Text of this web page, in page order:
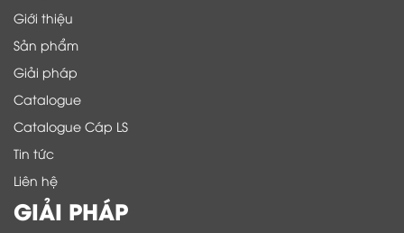
Giới thiệu
Sản phẩm
Giải pháp
Catalogue
Catalogue Cáp LS
Tin tức
Liên hệ
GIẢI PHÁP